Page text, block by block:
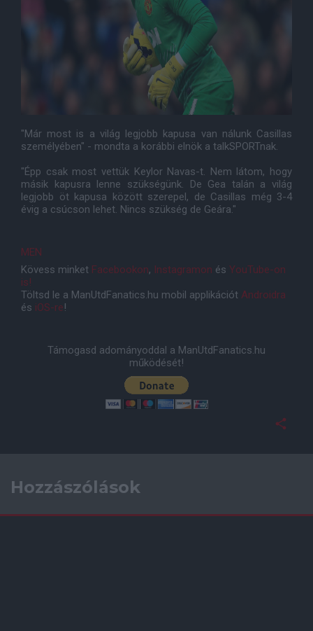
"Már most is a világ legjobb kapusa van nálunk Casillas
személyében" - mondta a korábbi elnök a talkSPORTnak.
"Épp csak most vettük Keylor Navas-t. Nem látom, hogy
másik kapusra lenne szükségünk. De Gea talán a világ
legjobb öt kapusa között szerepel, de Casillas még 3-4
évig a csúcson lehet. Nincs szükség de Geára."
MEN
Kövess minket Facebookon, Instagramon és YouTube-on
is!
Töltsd le a ManUtdFanatics.hu mobil applikációt Androidra
és iOS-re!
Támogasd adományoddal a ManUtdFanatics.hu
működését!
Hozzászólások